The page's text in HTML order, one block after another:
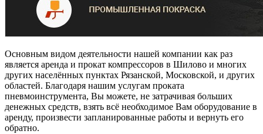
Основным видом деятельности нашей компании как раз
является аренда и прокат компрессоров в Шилово и многих
других населённых пунктах Рязанской, Московской, и других
областей. Благодаря нашим услугам проката
пневмоинструмента, Вы можете, не затрачивая больших
денежных средств, взять всё необходимое Вам оборудование в
аренду, произвести запланированные работы и вернуть его
обратно.